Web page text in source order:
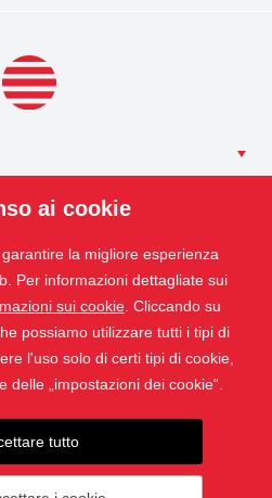
di polline che penetrano
ai cookie
la migliore esperienza
Per informazioni dettagliate sui
sui cookie . Cliccando su
possiamo utilizzare tutti i tipi di
l'uso solo di certi tipi di cookie,
delle „impostazioni dei cookie“.
tutto